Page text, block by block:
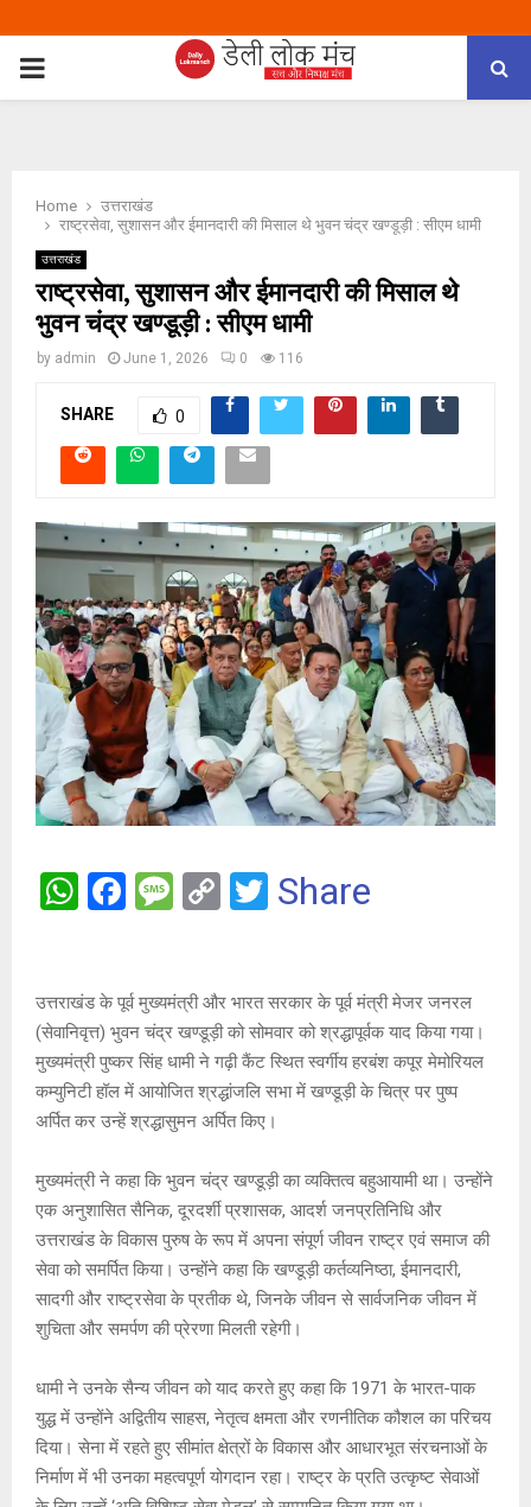
PRIMARY
Home
उत्तराखंड
राष्ट्रसेवा, सुशासन और ईमानदारी की मिसाल थे भुवन चंद्र खण्डूड़ी : सीएम धामी
उत्तराखंड
राष्ट्रसेवा, सुशासन और ईमानदारी की मिसाल थे
भुवन चंद्र खण्डूड़ी : सीएम धामी
by admin June 1, 2026 0 116
SHARE 0
W
s
A
p
p
F
b
o
o
k
M
a
g
e
C
Li
n
k
T
er
Share
उत्तराखंड के पूर्व मुख्यमंत्री और भारत सरकार के पूर्व मंत्री मेजर जनरल
(सेवानिवृत्त) भुवन चंद्र खण्डूड़ी को सोमवार को श्रद्धापूर्वक याद किया गया।
मुख्यमंत्री पुष्कर सिंह धामी ने गढ़ी कैंट स्थित स्वर्गीय हरबंश कपूर मेमोरियल
कम्युनिटी हॉल में आयोजित श्रद्धांजलि सभा में खण्डूड़ी के चित्र पर पुष्प
अर्पित कर उन्हें श्रद्धासुमन अर्पित किए।
मुख्यमंत्री ने कहा कि भुवन चंद्र खण्डूड़ी का व्यक्तित्व बहुआयामी था। उन्होंने
एक अनुशासित सैनिक, दूरदर्शी प्रशासक, आदर्श जनप्रतिनिधि और
उत्तराखंड के विकास पुरुष के रूप में अपना संपूर्ण जीवन राष्ट्र एवं समाज की
सेवा को समर्पित किया। उन्होंने कहा कि खण्डूड़ी कर्तव्यनिष्ठा, ईमानदारी,
सादगी और राष्ट्रसेवा के प्रतीक थे, जिनके जीवन से सार्वजनिक जीवन में
शुचिता और समर्पण की प्रेरणा मिलती रहेगी।
धामी ने उनके सैन्य जीवन को याद करते हुए कहा कि 1971 के भारत-पाक
युद्ध में उन्होंने अद्वितीय साहस, नेतृत्व क्षमता और रणनीतिक कौशल का परिचय
दिया। सेना में रहते हुए सीमांत क्षेत्रों के विकास और आधारभूत संरचनाओं के
निर्माण में भी उनका महत्वपूर्ण योगदान रहा। राष्ट्र के प्रति उत्कृष्ट सेवाओं